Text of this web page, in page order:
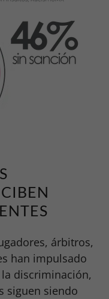
árbitros,
han impulsado
discriminación,
siguen siendo